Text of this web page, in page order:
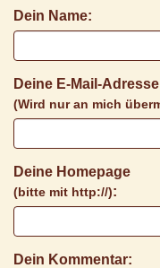
Dein Name:
Deine E-Mail-
(Wird nur an mich
Deine Homepage
(bitte mit http://):
Dein Kommentar: